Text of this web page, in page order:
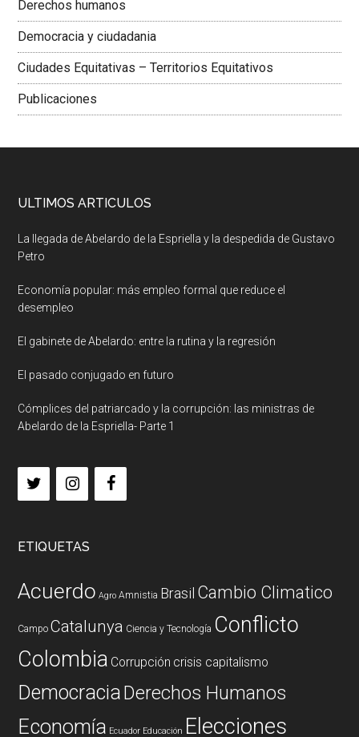
Derechos humanos
Democracia y ciudadania
Ciudades Equitativas – Territorios Equitativos
Publicaciones
ULTIMOS ARTICULOS
La llegada de Abelardo de la Espriella y la despedida de Gustavo
Petro
Economía popular: más empleo formal que reduce el
desempleo
El gabinete de Abelardo: entre la rutina y la regresión
El pasado conjugado en futuro
Cómplices del patriarcado y la corrupción: las ministras de
Abelardo de la Espriella- Parte 1
ETIQUETAS
Acuerdo Agro Amnistia Brasil Cambio Climatico
Campo Catalunya Ciencia y Tecnología Conflicto
Colombia Corrupción crisis capitalismo
DemocraciaDerechos Humanos
Economía Ecuador Educación Elecciones